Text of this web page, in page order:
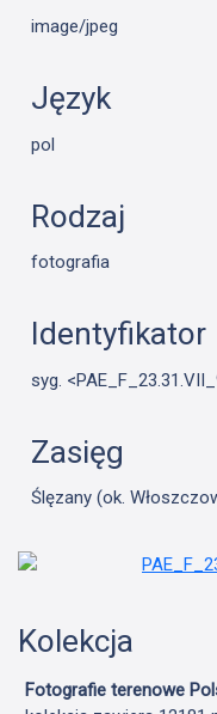
image/jpeg
Język
pol
Rodzaj
fotografia
Identyfikator
syg.
Zasięg
Ślęzany (ok.
Kolekcja
Fotografie terenowe